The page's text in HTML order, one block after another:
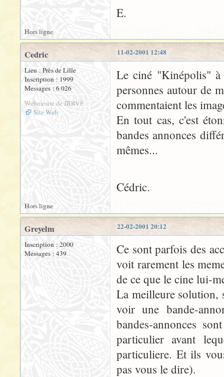
E.
Hors ligne
11-02-2001 12:48
Cedric
Lieu : Près de Lille
Inscription : 1999
Messages : 6 026
Webmestre de JRRVF
Site Web
Le ciné "Kinépolis"
personnes autour de
commentaient les
En tout cas, c'est
bandes annonces
mêmes...
Cédric.
Hors ligne
22-02-2001 20:12
Greyelm
Inscription : 2000
Messages : 439
Ce sont parfois des
voit rarement les
de ce que le cine lui-
La meilleure solution,
voir une bande-
bandes-annonces
particulier avant
particuliere. Et ils
pas vous le dire).